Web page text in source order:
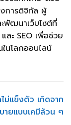
การดิจิทัล ผู้
พัฒนาเว็บไซต์ที่
ะ SEO เพื่อช่วย
นโลกออนไลน์
ไม่แข็งตัว เกิดจาก
ายแบบเคมีล้วน ๆ